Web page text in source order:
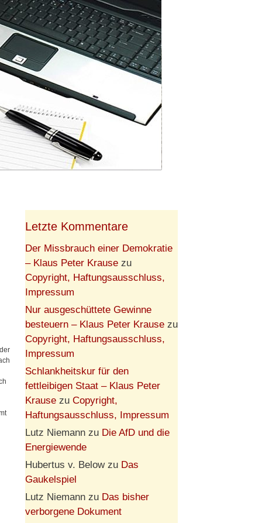
Letzte Kommentare
Der Missbrauch einer Demokratie
– Klaus Peter Krause zu
Copyright, Haftungsausschluss,
Impressum
Nur ausgeschüttete Gewinne
besteuern – Klaus Peter Krause zu
Copyright, Haftungsausschluss,
Impressum
Schlankheitskur für den
fettleibigen Staat – Klaus Peter
Krause zu Copyright,
Haftungsausschluss, Impressum
Lutz Niemann zu Die AfD und die
Energiewende
Hubertus v. Belowzu Das
Gaukelspiel
Lutz Niemann zu Das bisher
verborgene Dokument